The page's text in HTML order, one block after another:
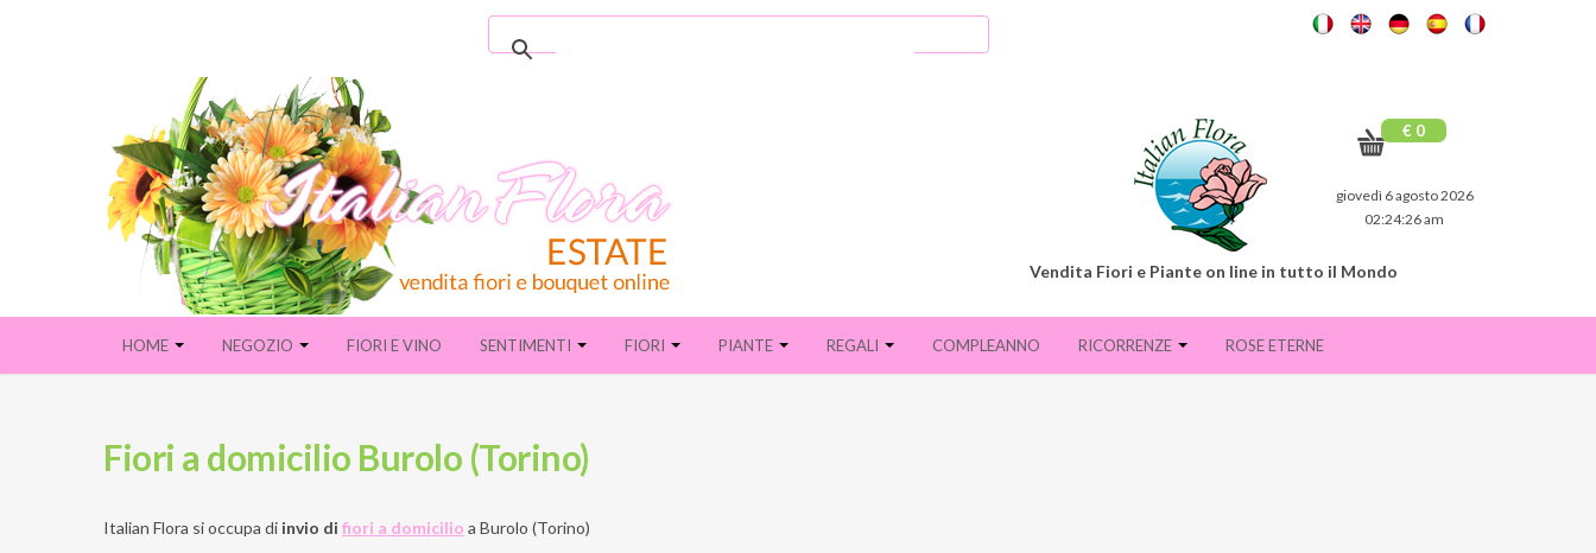
€ 0
giovedì 6 agosto 2026
02:24:27 am
Vendita Fiori e Piante on line in tutto il Mondo
HOME NEGOZIO FIORI E VINO SENTIMENTI FIORI PIANTE REGALI COMPLEANNO RICORRENZE ROSE ETERNE
Fiori a domicilio Burolo (Torino)
Italian Flora si occupa di invio di fiori a domicilio a Burolo (Torino)